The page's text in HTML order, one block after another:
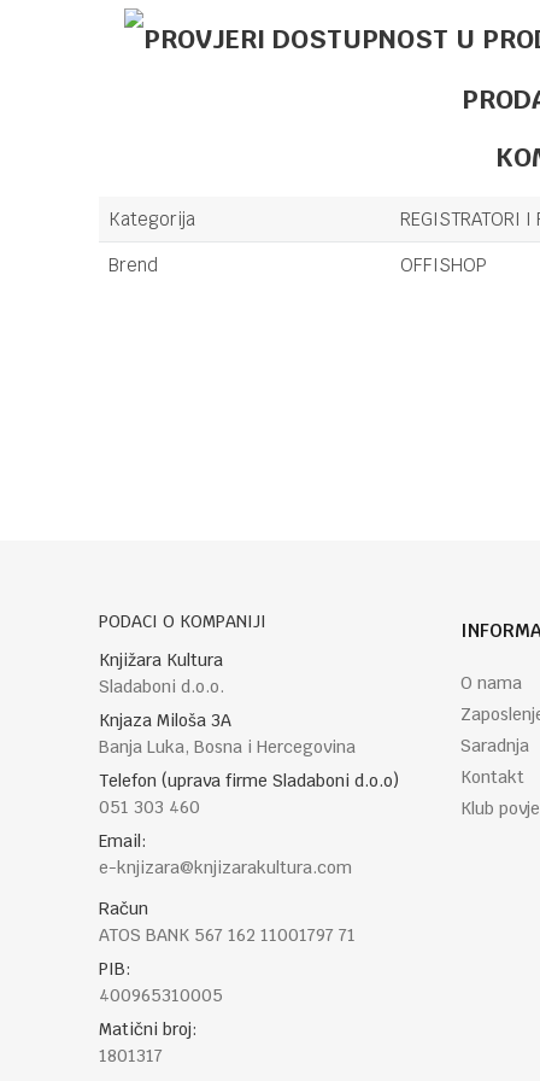
Kategorija
REGISTRATORI I
Brend
OFFISHOP
PODACI O KOMPANIJI
Knjižara Kultura
Sladaboni d.o.o.
Knjaza Miloša 3A
Banja Luka, Bosna i Hercegovina
Telefon (uprava firme Sladaboni d.o.o)
051 303 460
Email:
e-knjizara@knjizarakultura.com
Račun
ATOS BANK 567 162 11001797 71
PIB:
400965310005
Matični broj:
1801317
O nama
Saradnja
Kontakt
Klub